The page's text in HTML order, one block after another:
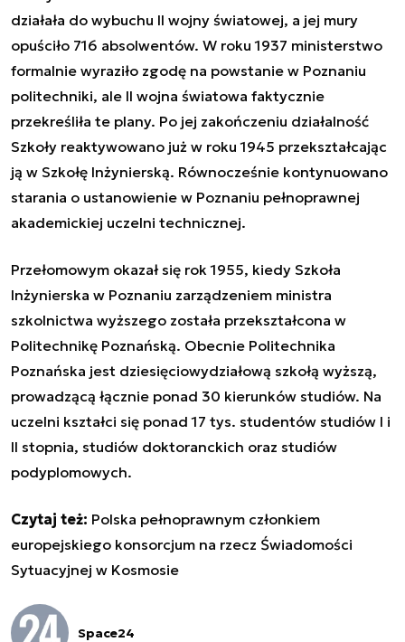
działała do wybuchu II wojny światowej, a jej mury
opuściło 716 absolwentów. W roku 1937 ministerstwo
formalnie wyraziło zgodę na powstanie w Poznaniu
politechniki, ale II wojna światowa faktycznie
przekreśliła te plany. Po jej zakończeniu działalność
Szkoły reaktywowano już w roku 1945 przekształcając
ją w Szkołę Inżynierską. Równocześnie kontynuowano
starania o ustanowienie w Poznaniu pełnoprawnej
akademickiej uczelni technicznej.
Przełomowym okazał się rok 1955, kiedy Szkoła
Inżynierska w Poznaniu zarządzeniem ministra
szkolnictwa wyższego została przekształcona w
Politechnikę Poznańską. Obecnie Politechnika
Poznańska jest dziesięciowydziałową szkołą wyższą,
prowadzącą łącznie ponad 30 kierunków studiów. Na
uczelni kształci się ponad 17 tys. studentów studiów I i
II stopnia, studiów doktoranckich oraz studiów
podyplomowych.
Czytaj też: Polska pełnoprawnym członkiem
europejskiego konsorcjum na rzecz Świadomości
Sytuacyjnej w Kosmosie
Space24